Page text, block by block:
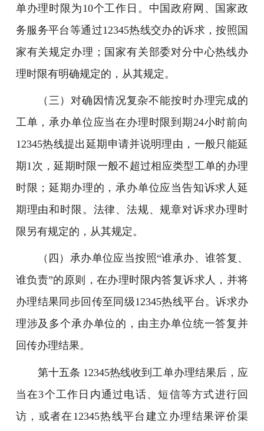
单办理时限为10个工作日。中国政府网、国家政
务服务平台等通过12345热线交办的诉求，按照国
家有关规定办理；国家有关部委对分中心热线办
理时限有明确规定的，从其规定。
（三）对确因情况复杂不能按时办理完成的
工单，承办单位应当在办理时限到期24小时前向
12345热线提出延期申请并说明理由，一般只能延
期1次，延期时限一般不超过相应类型工单的办理
时限；延期办理的，承办单位应当告知诉求人延
期理由和时限。法律、法规、规章对诉求办理时
限另有规定的，从其规定。
（四）承办单位应当按照“谁承办、谁答复、
谁负责”的原则，在办理时限内答复诉求人，并将
办理结果同步回传至同级12345热线平台。诉求办
理涉及多个承办单位的，由主办单位统一答复并
回传办理结果。
第十五条 12345热线收到工单办理结果后，应
当在3个工作日内通过电话、短信等方式进行回
访，或者在12345热线平台建立办理结果评价渠